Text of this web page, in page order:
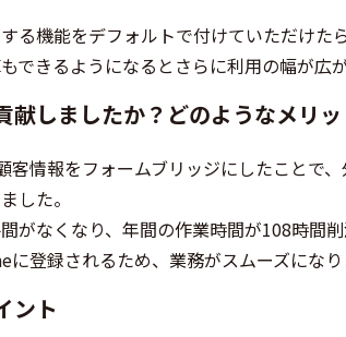
る機能をデフォルトで付けていただけた
できるようになるとさらに利用の幅が広が
献しましたか？どのようなメリ
客情報をフォームブリッジにしたことで
した。
がなくなり、年間の作業時間が108時間削
登録されるため、業務がスムーズになり
ント